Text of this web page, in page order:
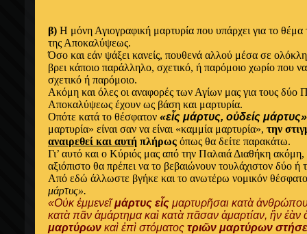
β) Η μόνη Αγιογραφική μαρτυρία που υπάρχει για το
της Αποκαλύψεως.
Όσο και εάν ψάξει κανείς, πουθενά αλλού μέσα σε
βρει κάποιο παράλληλο, σχετικό, ή παρόμοιο χωρίο που να
σχετικό ή παρόμοιο.
Ακόμη και όλες οι αναφορές των Αγίων μας για τους δύο
Αποκαλύψεως έχουν ως βάση και μαρτυρία.
Οπότε κατά το θέσφατον «εἷς μάρτυς, οὐδείς μάρτυς»
μαρτυρία» είναι σαν να είναι «καμμία μαρτυρία», την
αναιρεθεί και αυτή πλήρως όπως θα δείτε παρακάτω.
Γι’ αυτό και ο Κύριός μας από την Παλαιά Διαθήκη ακόμη,
αξιόπιστο θα πρέπει να το βεβαιώνουν τουλάχιστον δύο ή
Από εδώ άλλωστε βγήκε και το ανωτέρω νομικόν
μάρτυς».
«Οὐκ ἐμμενεῖμάρτυς εἷς μαρτυρῆσαι κατὰ
κατὰ πᾶν ἁμάρτημα καὶ κατὰ πᾶσαν ἁμαρτίαν, ἣν ἐὰν
μαρτύρων καὶ ἐπὶ στόματος τριῶν μαρτύρων